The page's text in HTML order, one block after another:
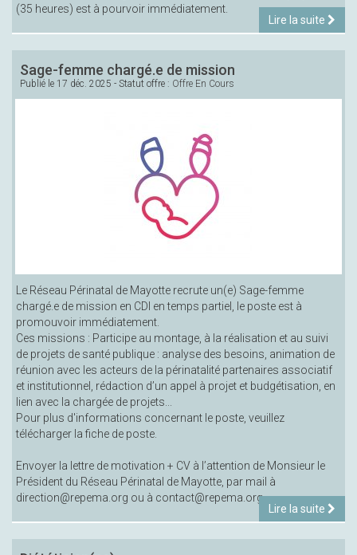
(35 heures) est à pourvoir immédiatement.
Lire la suite
Sage-femme chargé.e de mission
Publié le 17 déc. 2025 - Statut offre : Offre En Cours
Le Réseau Périnatal de Mayotte recrute un(e) Sage-femme
chargé.e de mission en CDI en temps partiel, le poste est à
promouvoir immédiatement.
Ces missions : Participe au montage, à la réalisation et au suivi
de projets de santé publique : analyse des besoins, animation de
réunion avec les acteurs de la périnatalité partenaires associatif
et institutionnel, rédaction d’un appel à projet et budgétisation, en
lien avec la chargée de projets...
Pour plus d'informations concernant le poste, veuillez
télécharger la fiche de poste.
Envoyer la lettre de motivation + CV à l’attention de Monsieur le
Président du Réseau Périnatal de Mayotte, par mail à
direction@repema.org ou à contact@repema.org
Lire la suite